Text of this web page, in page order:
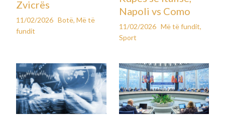
Zvicrës
11/02/2026 Botë,Më të
fundit
Napoli vs Como
11/02/2026 Më të fundit,
Sport